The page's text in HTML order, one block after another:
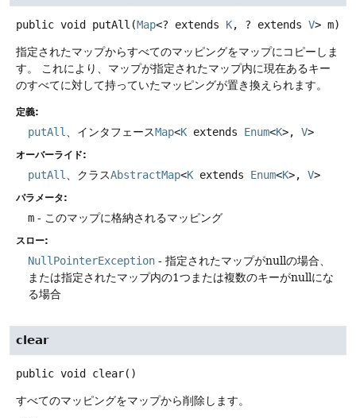
public void putAll (Map<? extends K, ? extends V> m)
指定されたマップからすべてのマッピングをマップにコピーしま
す。
これにより、マップが指定されたマップ内に現在あるキー
のすべてに対して持っていたマッピングが置き換えられます。
定義:
putAll 、インタフェースMap<K extends Enum<K>, V>
オーバーライド:
putAll 、クラスAbstractMap<K extends Enum<K>, V>
パラメータ:
m - このマップに格納されるマッピング
スロー:
NullPointerException - 指定されたマップがnullの場合、
または指定されたマップ内の1つまたは複数のキーがnullにな
る場合
clear
public void clear()
すべてのマッピングをマップから削除します。